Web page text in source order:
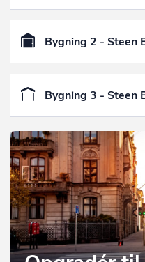
Bygning 2 - Steen
Bygning 3 - Steen